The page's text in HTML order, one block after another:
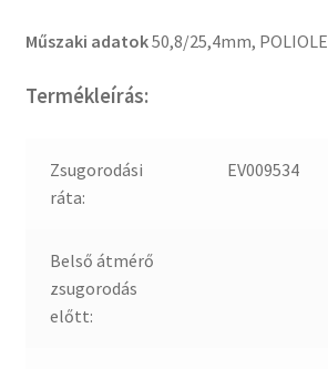
Műszaki adatok50,8/25,4mm,
Termékleírás:
Zsugorodási
ráta:
EV009534
Belső átmérő
zsugorodás
előtt: